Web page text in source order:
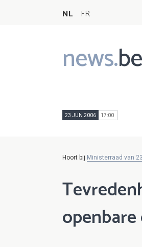
NL FR
news.
Main
navigation
23 JUN 2006 17:00
Hoort bij Ministerraad van